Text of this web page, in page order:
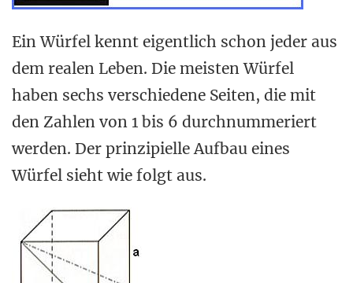
Ein Würfel kennt eigentlich schon jeder aus
dem realen Leben. Die meisten Würfel
haben sechs verschiedene Seiten, die mit
den Zahlen von 1 bis 6 durchnummeriert
werden. Der prinzipielle Aufbau eines
Würfel sieht wie folgt aus.